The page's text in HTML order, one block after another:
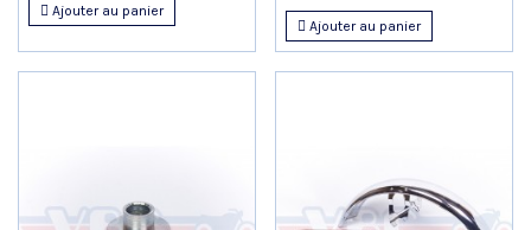
Ajouter au panier
Ajouter au panier